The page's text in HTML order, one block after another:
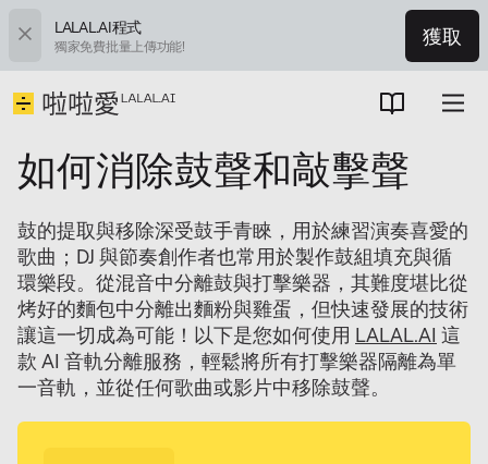
LALAL.AI程式
獨家免費批量上傳功能! 獲取
如何消除鼓聲和敲擊聲
鼓的提取與移除深受鼓手青睞，用於練習演奏喜愛的
歌曲；DJ 與節奏創作者也常用於製作鼓組填充與循
環樂段。從混音中分離鼓與打擊樂器，其難度堪比從
烤好的麵包中分離出麵粉與雞蛋，但快速發展的技術
讓這一切成為可能！以下是您如何使用 LALAL.AI 這
款 AI 音軌分離服務，輕鬆將所有打擊樂器隔離為單
一音軌，並從任何歌曲或影片中移除鼓聲。